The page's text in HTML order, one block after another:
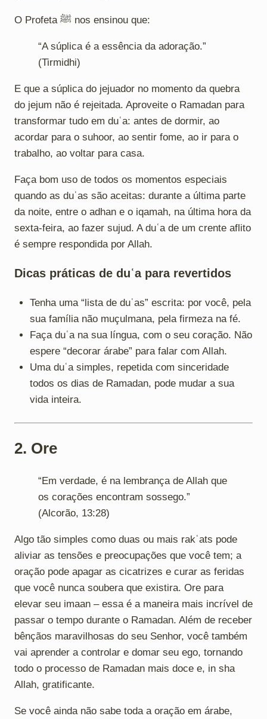
O Profeta ﷺ nos ensinou que:
“A súplica é a essência da adoração.”
(Tirmidhi)
E que a súplica do jejuador no momento da quebra
do jejum não é rejeitada. Aproveite o Ramadan para
transformar tudo em duʿa: antes de dormir, ao
acordar para o suhoor, ao sentir fome, ao ir para o
trabalho, ao voltar para casa.
Faça bom uso de todos os momentos especiais
quando as duʿas são aceitas: durante a última parte
da noite, entre o adhan e o iqamah, na última hora da
sexta-feira, ao fazer sujud. A duʿa de um crente aflito
é sempre respondida por Allah.
Dicas práticas de duʿa para revertidos
Tenha uma “lista de duʿas” escrita: por você, pela
sua família não muçulmana, pela firmeza na fé.
Faça duʿa na sua língua, com o seu coração. Não
espere “decorar árabe” para falar com Allah.
Uma duʿa simples, repetida com sinceridade
todos os dias de Ramadan, pode mudar a sua
vida inteira.
2. Ore
“Em verdade, é na lembrança de Allah que
os corações encontram sossego.”
(Alcorão, 13:28)
Algo tão simples como duas ou mais rakʿats pode
aliviar as tensões e preocupações que você tem; a
oração pode apagar as cicatrizes e curar as feridas
que você nunca soubera que existira. Ore para
elevar seu imaan – essa é a maneira mais incrível de
passar o tempo durante o Ramadan. Além de receber
bênçãos maravilhosas do seu Senhor, você também
vai aprender a controlar e domar seu ego, tornando
todo o processo de Ramadan mais doce e, in sha
Allah, gratificante.
Se você ainda não sabe toda a oração em árabe,